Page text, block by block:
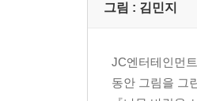
그림 : 김민지
JC엔터테인먼
동안 그림을 그